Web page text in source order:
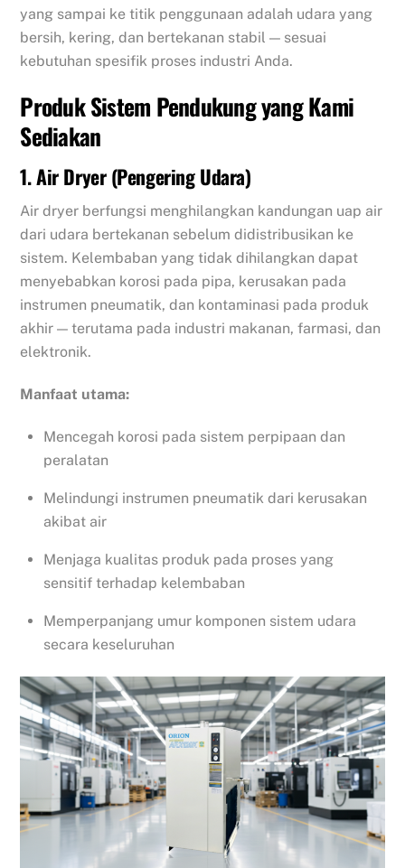
yang sampai ke titik penggunaan adalah udara yang
bersih, kering, dan bertekanan stabil — sesuai
kebutuhan spesifik proses industri Anda.
Produk Sistem Pendukung yang Kami
Sediakan
1. Air Dryer (Pengering Udara)
Air dryer berfungsi menghilangkan kandungan uap air
dari udara bertekanan sebelum didistribusikan ke
sistem. Kelembaban yang tidak dihilangkan dapat
menyebabkan korosi pada pipa, kerusakan pada
instrumen pneumatik, dan kontaminasi pada produk
akhir — terutama pada industri makanan, farmasi, dan
elektronik.
Manfaat utama:
Mencegah korosi pada sistem perpipaan dan
peralatan
Melindungi instrumen pneumatik dari kerusakan
akibat air
Menjaga kualitas produk pada proses yang
sensitif terhadap kelembaban
Memperpanjang umur komponen sistem udara
secara keseluruhan